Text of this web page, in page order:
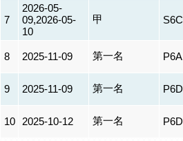
7
2026-05-
09,2026-05-
10
甲 S6C
8 2025-11-09 第一名 P6A
9 2025-11-09 第一名 P6D
10 2025-10-12 第一名 P6D